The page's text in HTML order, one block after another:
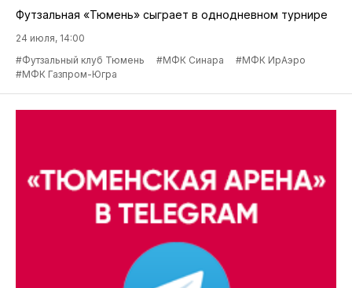
Футзальная «Тюмень» сыграет в однодневном турнире
24 июля, 14:00
#Футзальный клуб Тюмень
#МФК Синара
#МФК ИрАэро
#МФК Газпром-Югра